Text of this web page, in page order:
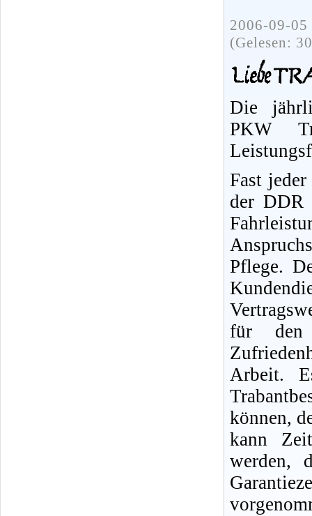
2006-09-
(Gelesen:
Die
PKW
Fast
der DDR
Pflege.
für den
Arbeit.
können,
kann
werden,